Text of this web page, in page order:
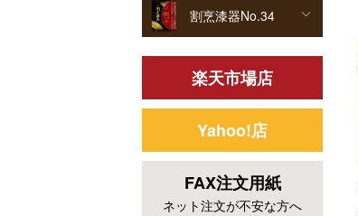
割烹漆器No.34
楽天市場店
Yahoo!店
FAX注文用紙
ネット注文が不安な方へ